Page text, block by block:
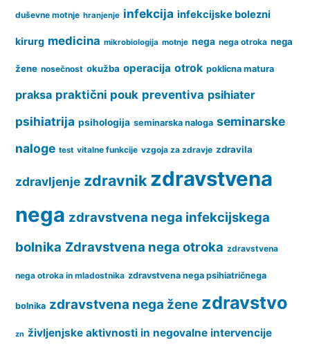
duševne motnje hranjenje infekcija infekcijske bolezni
kirurg medicina mikrobiologija motnje nega nega otroka nega
žene nosečnost okužba operacija otrok poklicna matura
praksa praktični pouk preventiva psihiater
psihiatrija psihologija seminarska naloga seminarske
naloge test vitalne funkcije vzgoja za zdravje zdravila
zdravljenje zdravnik zdravstvena
nega zdravstvena nega infekcijskega
bolnika Zdravstvena nega otroka zdravstvena
nega otroka in mladostnika zdravstvena nega psihiatričnega
bolnika zdravstvena nega žene zdravstvo
zn življenjske aktivnosti in negovalne intervencije